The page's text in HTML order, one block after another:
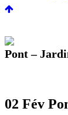
Pont –
02 Fév